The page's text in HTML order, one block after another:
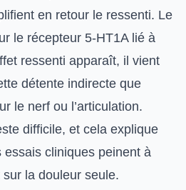
en retour le ressenti. Le
le récepteur 5-HT1A lié à
ressenti apparaît, il vient
détente indirecte que
le nerf ou l’articulation.
difficile, et cela explique
cliniques peinent à
la douleur seule.